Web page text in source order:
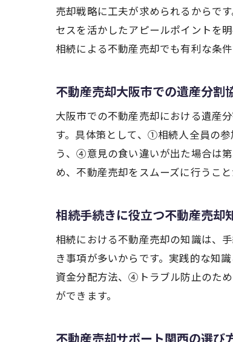
売却戦略に工夫が求められるからで
セスを活かしたアピールポイントを
相続による不動産売却でも有利な条件
不動産売却大阪市での遺産分割
大阪市での不動産売却における遺産
す。具体策として、①相続人全員の
う、④意見の食い違いが出た場合は
め、不動産売却をスムーズに行うこと
相続手続きに役立つ不動産売却
相続における不動産売却の知識は、
き事項が多いからです。実践的な知
資金分配方法、④トラブル防止のた
ができます。
不動産売却サポート関西の選び